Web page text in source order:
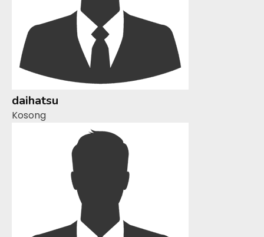
daihatsu
Kosong